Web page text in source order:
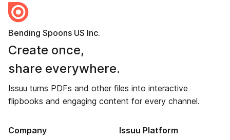
Bending Spoons US Inc.
Create once,
share everywhere.
Issuu turns PDFs and other files into interactive
flipbooks and engaging content for every channel.
Company Issuu Platform